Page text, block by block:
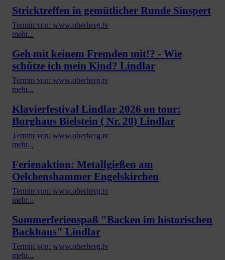
Stricktreffen in gemütlicher Runde Sinspert
Termin von: www.oberberg.tv
mehr...
Geh mit keinem Fremden mit!? - Wie
schütze ich mein Kind? Lindlar
Termin von: www.oberberg.tv
mehr...
Klavierfestival Lindlar 2026 on tour:
Burghaus Bielstein ( Nr. 20) Lindlar
Termin von: www.oberberg.tv
mehr...
Ferienaktion: Metallgießen am
Oelchenshammer Engelskirchen
Termin von: www.oberberg.tv
mehr...
Sommerferienspaß "Backen im historischen
Backhaus" Lindlar
Termin von: www.oberberg.tv
mehr...